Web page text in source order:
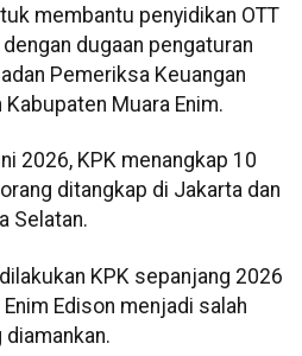
membantu penyidikan OTT
dugaan pengaturan
Pemeriksa Keuangan
Muara Enim.
2026, KPK menangkap 10
ditangkap di Jakarta dan
Selatan.
KPK sepanjang 2026
Edison menjadi salah